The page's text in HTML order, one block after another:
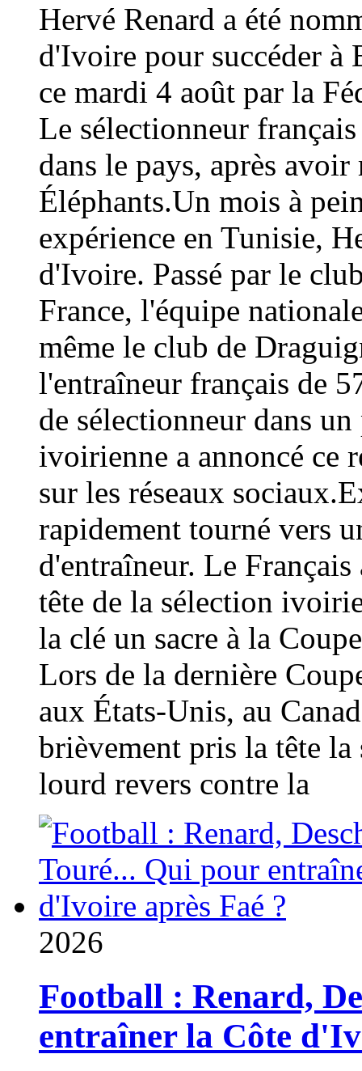
Hervé Renard a été
d'Ivoire pour succéder à
ce mardi 4 août par la
Le sélectionneur
dans le pays, après
Éléphants.Un mois à
expérience en Tunisie,
d'Ivoire. Passé par le
France, l'équipe
même le club de
l'entraîneur français de
de sélectionneur dans
ivoirienne a annoncé ce
sur les réseaux
rapidement tourné vers
d'entraîneur. Le
tête de la sélection
la clé un sacre à la
Lors de la dernière
aux États-Unis, au
brièvement pris la tête
lourd revers contre la
2026
Football : Renard,
entraîner la Côte